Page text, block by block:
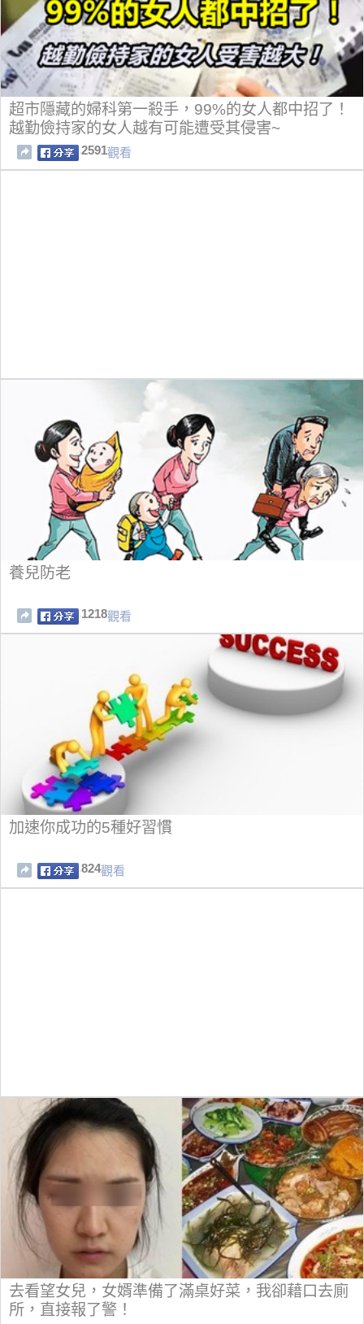
超市隱藏的婦科第一殺手，99%的女人都中招了！
越勤儉持家的女人越有可能遭受其侵害~
2591觀看
養兒防老
1218觀看
加速你成功的5種好習慣
824觀看
去看望女兒，女婿準備了滿桌好菜，我卻藉口去廁
所，直接報了警！